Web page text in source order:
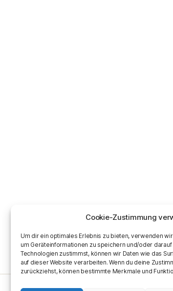
Cookie-Zustimmung
Um dir ein optimales Erlebnis zu bieten, verwenden
um Geräteinformationen zu speichern und/oder
Technologien zustimmst, können wir Daten wie das
auf dieser Website verarbeiten. Wenn du deine
zurückziehst, können bestimmte Merkmale und